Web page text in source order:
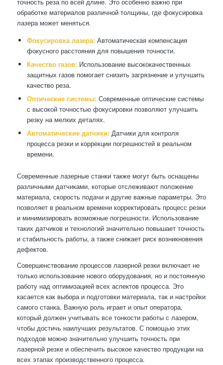
обработке материалов различной толщины, где фокусировка
лазера может меняться.
Фокусировка лазера:Автоматическая компенсация
фокусного расстояния для повышения точности.
Качество газов:Использование высококачественных
защитных газов помогает снизить загрязнение и улучшить
качество реза.
Оптические системы:Современные оптические системы
с высокой точностью фокусировки позволяют улучшить
резку на мелких деталях.
Автоматические датчики:Датчики для контроля
процесса резки и коррекции погрешностей в реальном
времени.
Современные лазерные станки также могут быть оснащены
различными датчиками, которые отслеживают положение
материала, скорость подачи и другие важные параметры. Это
позволяет в реальном времени корректировать процесс резки
и минимизировать возможные погрешности. Использование
таких датчиков и технологий значительно повышает точность
и стабильность работы, а также снижает риск возникновения
дефектов.
Совершенствование процессов лазерной резки включает не
только использование нового оборудования, но и постоянную
работу над оптимизацией всех аспектов процесса. Это
касается как выбора и подготовки материала, так и настройки
самого станка. Важную роль играет и опыт оператора,
который должен учитывать все тонкости работы с лазером,
чтобы достичь наилучших результатов. С помощью этих
подходов можно значительно улучшить точность при
лазерной резке и обеспечить высокое качество продукции на
всех этапах производственного процесса.